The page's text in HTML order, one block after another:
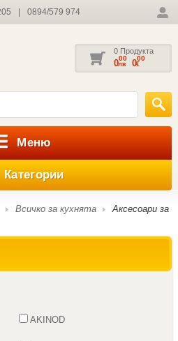
0894/579 974
0 Продукта
000
лв 000
€
Меню
Категории
Всичко за кухнята
Аксесоари за
AKINOD